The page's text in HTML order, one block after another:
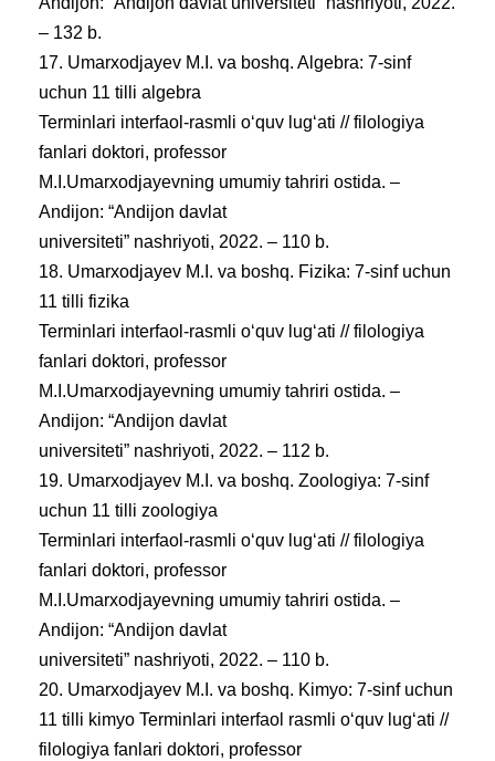
– 132 b.
17. Umarxodjayev M.I. va boshq. Algebra: 7-sinf
uchun 11 tilli algebra
Terminlari interfaol-rasmli oʻquv lugʻati // filologiya
fanlari doktori, professor
M.I.Umarxodjayevning umumiy tahriri ostida. –
Andijon: “Andijon davlat
universiteti” nashriyoti, 2022. – 110 b.
18. Umarxodjayev M.I. va boshq. Fizika: 7-sinf uchun
11 tilli fizika
Terminlari interfaol-rasmli oʻquv lugʻati // filologiya
fanlari doktori, professor
M.I.Umarxodjayevning umumiy tahriri ostida. –
Andijon: “Andijon davlat
universiteti” nashriyoti, 2022. – 112 b.
19. Umarxodjayev M.I. va boshq. Zoologiya: 7-sinf
uchun 11 tilli zoologiya
Terminlari interfaol-rasmli oʻquv lugʻati // filologiya
fanlari doktori, professor
M.I.Umarxodjayevning umumiy tahriri ostida. –
Andijon: “Andijon davlat
universiteti” nashriyoti, 2022. – 110 b.
20. Umarxodjayev M.I. va boshq. Kimyo: 7-sinf uchun
11 tilli kimyo Terminlari interfaol rasmli oʻquv lugʻati //
filologiya fanlari doktori, professor